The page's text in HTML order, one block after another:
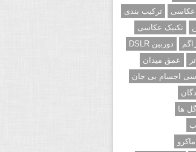
عکاسی
ترکیب بندی
تکنیک عکاسی
دوربین DSLR
عمق میدان
اجسام بی جان
ها